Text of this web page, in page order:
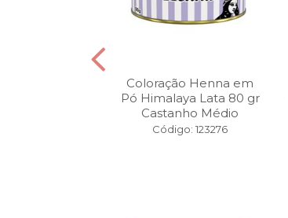
Coloração Henna em
Pó Himalaya Lata 80 gr
Castanho Médio
Código: 123276